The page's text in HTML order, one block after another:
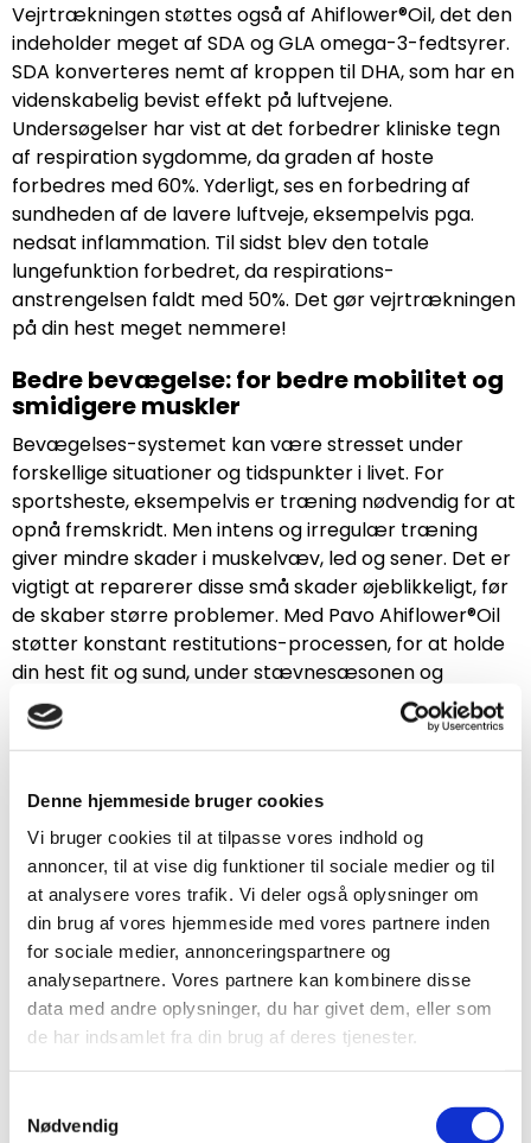
Denne hjemmeside bruger cookies
Vi bruger cookies til at tilpasse vores indhold og
annoncer, til at vise dig funktioner til sociale medier og til
at analysere vores trafik. Vi deler også oplysninger om
din brug af vores hjemmeside med vores partnere inden
for sociale medier, annonceringspartnere og
analysepartnere. Vores partnere kan kombinere disse
data med andre oplysninger, du har givet dem, eller som
de har indsamlet fra din brug af deres tjenester.
Nødvendig
Vejrtrækningen støttes også af Ahiflower®Oil, det den
indeholder meget af SDA og GLA omega-3-fedtsyrer.
SDA konverteres nemt af kroppen til DHA, som har en
videnskabelig bevist effekt på luftvejene.
Undersøgelser har vist at det forbedrer kliniske tegn
af respiration sygdomme, da graden af hoste
forbedres med 60%. Yderligt, ses en forbedring af
sundheden af de lavere luftveje, eksempelvis pga.
nedsat inflammation. Til sidst blev den totale
lungefunktion forbedret, da respirations-
anstrengelsen faldt med 50%. Det gør vejrtrækningen
på din hest meget nemmere!
Bedre bevægelse: for bedre mobilitet og
smidigere muskler
Bevægelses-systemet kan være stresset under
forskellige situationer og tidspunkter i livet. For
sportsheste, eksempelvis er træning nødvendig for at
opnå fremskridt. Men intens og irregulær træning
giver mindre skader i muskelvæv, led og sener. Det er
vigtigt at reparerer disse små skader øjeblikkeligt, før
de skaber større problemer. Med Pavo Ahiflower®Oil
støtter konstant restitutions-processen, for at holde
din hest fit og sund, under stævnesæsonen og
længere!
Når en hest bliver ældre, har det muskuloskeletale
oftere mere stift og ømt. Pavo Ahiflower®Oil holder din
seniorhest smidig og sund - for a lifetime.
Bedre udseende: En sund pels og hår, som
aldrig før
Pavo Ahiflower®Oil får ikke kun din hest til at føle og
bevæge sig bedre, men bidrager også til den
sundeste og mest skinnende pels. Det høje indhold af
omega fedtsyrer får pelsen til at skinne enormt og de
naturlige genoprettelige egenskaber hjælper til at